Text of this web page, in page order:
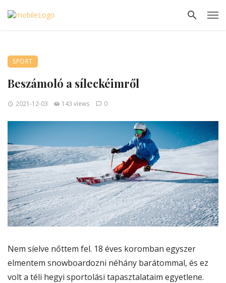
SPORT
Beszámoló a síleckéimről
2021-12-03 143 views 0
Nem síelve nőttem fel. 18 éves koromban egyszer
elmentem snowboardozni néhány barátommal, és ez
volt a téli hegyi sportolási tapasztalataim egyetlene.